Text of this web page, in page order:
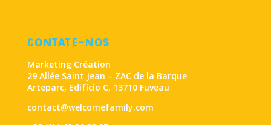
CONTATE-NOS
Marketing Création
29 Allée Saint Jean – ZAC de la Barque
Arteparc, Edifício C, 13710 Fuveau
contact@welcomefamily.com